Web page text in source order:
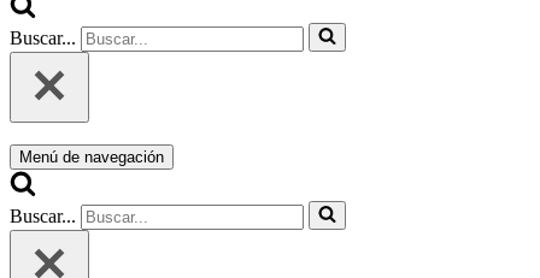
Buscar...
Menú de navegación
Buscar...